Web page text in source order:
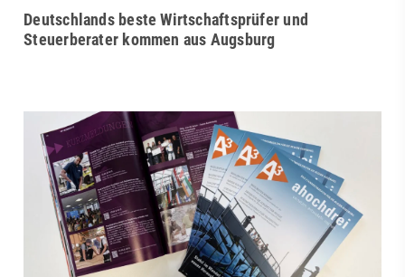
Deutschlands beste Wirtschaftsprüfer und
Steuerberater kommen aus Augsburg